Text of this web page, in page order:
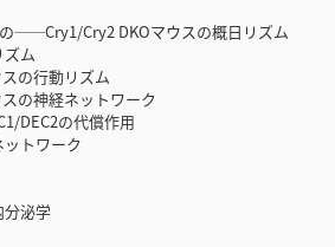
──Cry1/Cry2 DKOマウスの概日リズム
ム
の行動リズム
神経ネットワーク
DEC2の代償作用
トワーク
泌学